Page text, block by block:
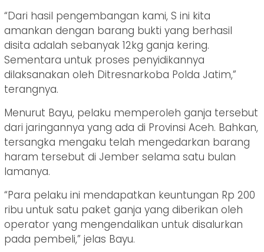
“Dari hasil pengembangan kami, S ini kita
amankan dengan barang bukti yang berhasil
disita adalah sebanyak 12kg ganja kering.
Sementara untuk proses penyidikannya
dilaksanakan oleh Ditresnarkoba Polda Jatim,”
terangnya.
Menurut Bayu, pelaku memperoleh ganja tersebut
dari jaringannya yang ada di Provinsi Aceh. Bahkan,
tersangka mengaku telah mengedarkan barang
haram tersebut di Jember selama satu bulan
lamanya.
“Para pelaku ini mendapatkan keuntungan Rp 200
ribu untuk satu paket ganja yang diberikan oleh
operator yang mengendalikan untuk disalurkan
pada pembeli,” jelas Bayu.